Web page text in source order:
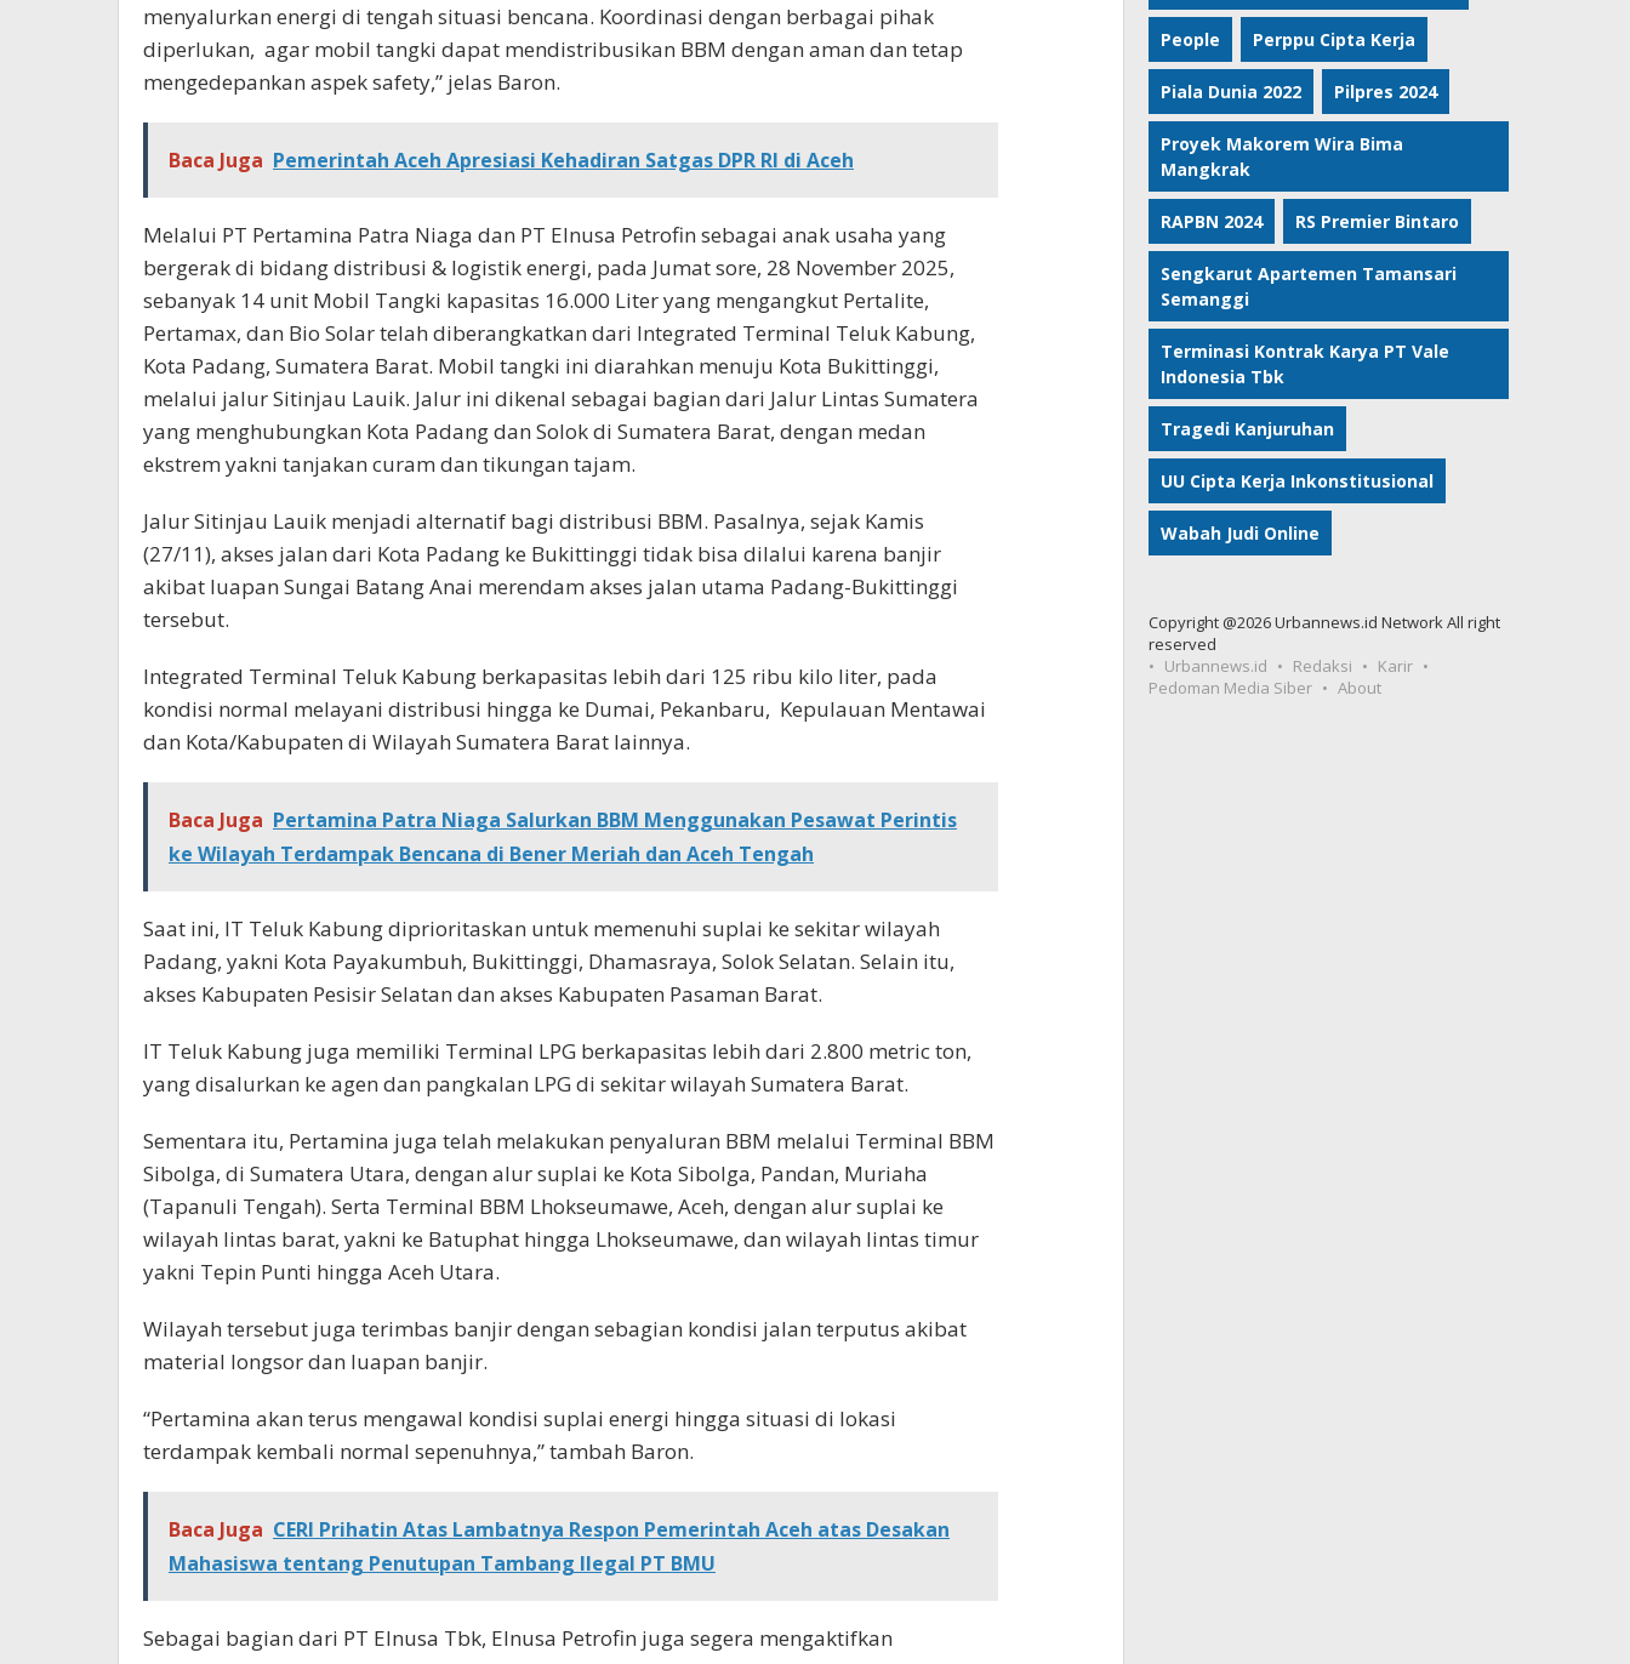
menyalurkan energi di tengah situasi bencana. Koordinasi dengan berbagai pihak
diperlukan, agar mobil tangki dapat mendistribusikan BBM dengan aman dan tetap
mengedepankan aspek safety,” jelas Baron.
Baca Juga Pemerintah Aceh Apresiasi Kehadiran Satgas DPR RI di Aceh
Melalui PT Pertamina Patra Niaga dan PT Elnusa Petrofin sebagai anak usaha yang
bergerak di bidang distribusi & logistik energi, pada Jumat sore, 28 November 2025,
sebanyak 14 unit Mobil Tangki kapasitas 16.000 Liter yang mengangkut Pertalite,
Pertamax, dan Bio Solar telah diberangkatkan dari Integrated Terminal Teluk Kabung,
Kota Padang, Sumatera Barat. Mobil tangki ini diarahkan menuju Kota Bukittinggi,
melalui jalur Sitinjau Lauik. Jalur ini dikenal sebagai bagian dari Jalur Lintas Sumatera
yang menghubungkan Kota Padang dan Solok di Sumatera Barat, dengan medan
ekstrem yakni tanjakan curam dan tikungan tajam.
Jalur Sitinjau Lauik menjadi alternatif bagi distribusi BBM. Pasalnya, sejak Kamis
(27/11), akses jalan dari Kota Padang ke Bukittinggi tidak bisa dilalui karena banjir
akibat luapan Sungai Batang Anai merendam akses jalan utama Padang-Bukittinggi
tersebut.
Integrated Terminal Teluk Kabung berkapasitas lebih dari 125 ribu kilo liter, pada
kondisi normal melayani distribusi hingga ke Dumai, Pekanbaru, Kepulauan Mentawai
dan Kota/Kabupaten di Wilayah Sumatera Barat lainnya.
Baca Juga Pertamina Patra Niaga Salurkan BBM Menggunakan Pesawat Perintis
ke Wilayah Terdampak Bencana di Bener Meriah dan Aceh Tengah
Saat ini, IT Teluk Kabung diprioritaskan untuk memenuhi suplai ke sekitar wilayah
Padang, yakni ⁠Kota Payakumbuh, Bukittinggi, Dhamasraya, ⁠Solok Selatan. Selain itu,
akses Kabupaten Pesisir Selatan dan akses Kabupaten Pasaman Barat.
IT Teluk Kabung juga memiliki Terminal LPG berkapasitas lebih dari 2.800 metric ton,
yang disalurkan ke agen dan pangkalan LPG di sekitar wilayah Sumatera Barat.
Sementara itu, Pertamina juga telah melakukan penyaluran BBM melalui Terminal BBM
Sibolga, di Sumatera Utara, dengan alur suplai ke Kota Sibolga, Pandan, Muriaha
(Tapanuli Tengah). Serta Terminal BBM Lhokseumawe, Aceh, dengan alur suplai ke
wilayah lintas barat, yakni ke Batuphat hingga Lhokseumawe, dan wilayah lintas timur
yakni Tepin Punti hingga Aceh Utara.
Wilayah tersebut juga terimbas banjir dengan sebagian kondisi jalan terputus akibat
material longsor dan luapan banjir.
“Pertamina akan terus mengawal kondisi suplai energi hingga situasi di lokasi
terdampak kembali normal sepenuhnya,” tambah Baron.
Baca Juga CERI Prihatin Atas Lambatnya Respon Pemerintah Aceh atas Desakan
Mahasiswa tentang Penutupan Tambang Ilegal PT BMU
Sebagai bagian dari PT Elnusa Tbk, Elnusa Petrofin juga segera mengaktifkan
People Perppu Cipta Kerja
Piala Dunia 2022 Pilpres 2024
Proyek Makorem Wira Bima
Mangkrak
RAPBN 2024 RS Premier Bintaro
Sengkarut Apartemen Tamansari
Semanggi
Terminasi Kontrak Karya PT Vale
Indonesia Tbk
Tragedi Kanjuruhan
UU Cipta Kerja Inkonstitusional
Wabah Judi Online
Copyright @2026 Urbannews.id Network All right
reserved
Urbannews.id
Redaksi
Karir
Pedoman Media Siber
About